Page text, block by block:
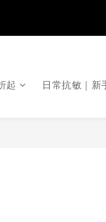
起 日常抗敏｜新